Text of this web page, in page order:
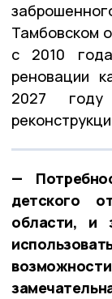
Тамбовском
с 2010
реновации
2027 году
—
детского
области, и